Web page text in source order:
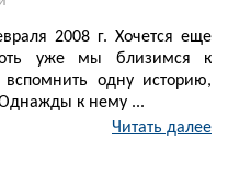
2008 г. Хочется еще
хоть уже мы близимся к
одну историю,
Однажды к нему ...
Читать далее